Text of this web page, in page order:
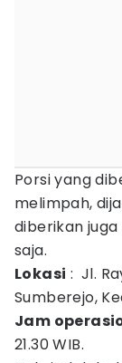
Porsi yang
melimpah,
diberikan juga
saja.
Lokasi : Jl.
Sumberejo,
Jam
21.30 WIB.